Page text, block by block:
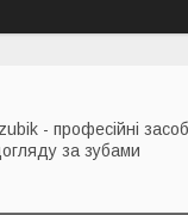
- професійні
за зубами